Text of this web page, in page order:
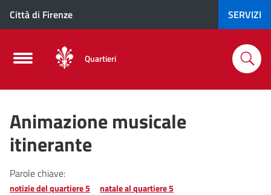
Città di Firenze SERVIZI
Quartieri
Animazione musicale
itinerante
Parole chiave:
notizie del quartiere 5 natale al quartiere 5